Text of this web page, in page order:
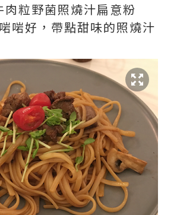
粒野菌照燒汁扁意粉
啱好，帶點甜味的照燒汁